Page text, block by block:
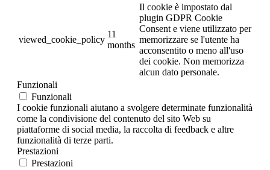
viewed_cookie_policy
11
months
Il cookie è impostato dal
plugin GDPR Cookie
Consent e viene utilizzato per
memorizzare se l'utente ha
acconsentito o meno all'uso
dei cookie. Non memorizza
alcun dato personale.
Funzionali
Funzionali
I cookie funzionali aiutano a svolgere determinate funzionalità
come la condivisione del contenuto del sito Web su
piattaforme di social media, la raccolta di feedback e altre
funzionalità di terze parti.
Prestazioni
Prestazioni